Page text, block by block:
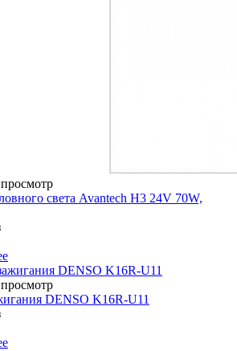
света Avantech H3 24V 70W,
DENSO K16R-U11